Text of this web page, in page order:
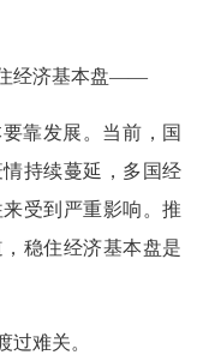
经济基本盘——
靠发展。当前，国
持续蔓延，多国经
受到严重影响。推
稳住经济基本盘是
过难关。